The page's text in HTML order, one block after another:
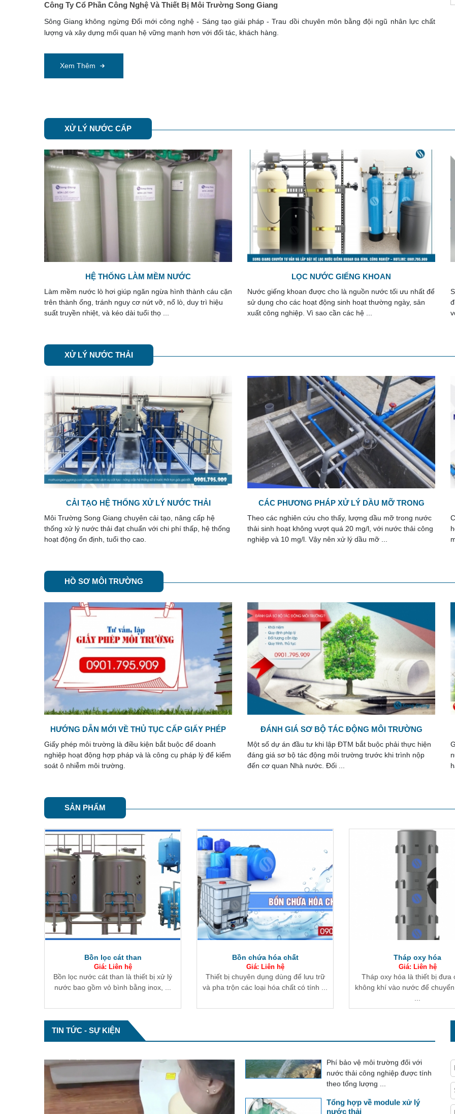
Công Ty Cổ Phần Công Nghệ Và Thiết Bị Môi Trường Song Giang
Sông Giang không ngừng Đổi mới công nghệ - Sáng tạo giải pháp - Trau dồi chuyên môn bằng đội ngũ nhân lực chất
lượng và xây dựng mối quan hệ vững mạnh hơn với đối tác, khách hàng.
Xem Thêm
XỬ LÝ NƯỚC CẤP
LỌC NƯỚC GIẾNG KHOAN
Nước giếng khoan được cho là nguồn nước tối ưu nhất để
sử dụng cho các hoạt động sinh hoạt thường ngày, sản
xuất công nghiệp. Vì sao cần các hệ ...
HỆ THỐNG RO
Song Giang chuyên tư vấn, lắp đặt các hệ thống RO gia
đình - công nghiệp với các công suất khác nhau phù hợp
với nhu cầu sử dụng. Cam kết chất lượng các ...
XỬ LÝ NƯỚC THẢI
CÁC PHƯƠNG PHÁP XỬ LÝ DẦU MỠ TRONG
NƯỚC THẢI
Theo các nghiên cứu cho thấy, lượng dầu mỡ trong nước
thải sinh hoạt không vượt quá 20 mg/l, với nước thải công
nghiệp và 10 mg/l. Vậy nên xử lý dầu mỡ ...
THIẾT KẾ HỆ THỐNG XỬ LÝ NƯỚC THẢI CHUNG
CƯ
Công ty môi trường Song Giang nhận tư vấn và thiết kế
hệ thống xử lý nước thải chung cư trọn gói đảm bảo đạt
mọi yêu cầu của các chủ đầu tư, cũng ...
HỒ SƠ MÔI TRƯỜNG
ĐÁNH GIÁ SƠ BỘ TÁC ĐỘNG MÔI TRƯỜNG
Một số dự án đầu tư khi lập ĐTM bắt buộc phải thực hiện
đáng giá sơ bộ tác động môi trường trước khi trình nộp
đến cơ quan Nhà nước. Đối ...
NỘI DUNG GIẤY PHÉP MÔI TRƯỜNG
Giấy phép môi trường là thủ tục hồ sơ mới được Nhà
nước quy định thông qua nhiều văn bản luật mới ban
hành và áp dụng kể từ năm 2022.
SẢN PHẨM
Bồn chứa hóa chất
Giá: Liên hệ
Thiết bị chuyên dụng dùng để lưu trữ
và pha trộn các loại hóa chất có tính ...
Tháp oxy hóa
Giá: Liên hệ
Tháp oxy hóa là thiết bị đưa oxy từ
không khí vào nước để chuyển hóa sắt
Bể tuyển nổi hình chữ
Giá: Liên hệ
Thiết bị kỹ thuật tiên tiến
thống xử lý nước thải vận
TIN TỨC - SỰ KIỆN
Tổng hợp về module xử lý
nước thải
Module xử lý nước thải là hệ
Bể lắng và công nghệ xử lý
Trong các công nghệ xử lý nước
Nước cứng và làm mềm nước
cứng
Nước là tài nguyên thiết yếu cho
mọi hoạt động sống và sản ...
Xử lý nước thải ứng dụng vật
EBB là một khối vật liệu sinh học
tổng hợp xốp, được tẩm các vi
khuẩn hiếu khí ...
Phương pháp tính phí bảo vệ
môi trường đối với nước thải
nước thải công nghiệp được tính
Tổng hợp về module xử lý
nước thải
thống tích hợp toàn bộ các thiết